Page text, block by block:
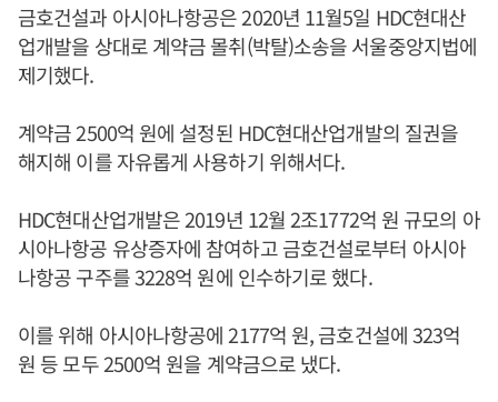
금호건설과 아시아나항공은 2020년 11월5일 HDC현대산
업개발을 상대로 계약금 몰취(박탈)소송을 서울중앙지법에
제기했다.
계약금 2500억 원에 설정된 HDC현대산업개발의 질권을
해지해 이를 자유롭게 사용하기 위해서다.
HDC현대산업개발은 2019년 12월 2조1772억 원 규모의 아
시아나항공 유상증자에 참여하고 금호건설로부터 아시아
나항공 구주를 3228억 원에 인수하기로 했다.
이를 위해 아시아나항공에 2177억 원, 금호건설에 323억
원 등 모두 2500억 원을 계약금으로 냈다.